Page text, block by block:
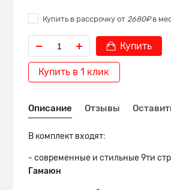
Купить в рассрочку от 2680₽в
Купить
Купить в 1 клик
Описание Отзывы
В комплект входят:
- современные и стильные 9ти
Гамаюн